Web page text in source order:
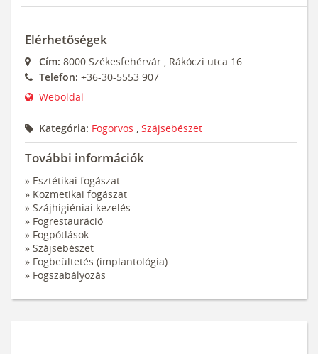
Elérhetőségek
Cím: 8000 Székesfehérvár , Rákóczi utca 16
Telefon: +36-30-5553 907
Weboldal
Kategória: Fogorvos , Szájsebészet
További információk
» Esztétikai fogászat
» Kozmetikai fogászat
» Szájhigiéniai kezelés
» Fogrestauráció
» Fogpótlások
» Szájsebészet
» Fogbeültetés (implantológia)
» Fogszabályozás